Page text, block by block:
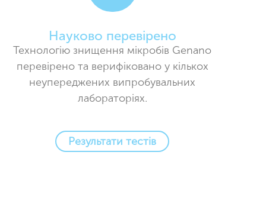
Науково перевірено
Технологію знищення мікробів Genano
перевірено та верифіковано у кількох
неупереджених випробувальних
лабораторіях.
Результати тестів